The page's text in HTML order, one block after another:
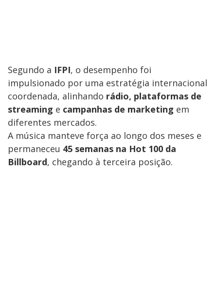
Segundo a IFPI, o desempenho foi
impulsionado por uma estratégia internacional
coordenada, alinhando rádio, plataformas de
streaming e campanhas de marketing em
diferentes mercados.
A música manteve força ao longo dos meses e
permaneceu 45 semanas na Hot 100 da
Billboard, chegando à terceira posição.